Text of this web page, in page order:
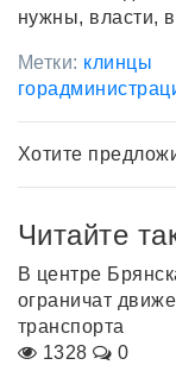
нужны, власти,
Метки: клинцы
Хотите
Читайте
В центре
ограничат
транспорта
1328
0